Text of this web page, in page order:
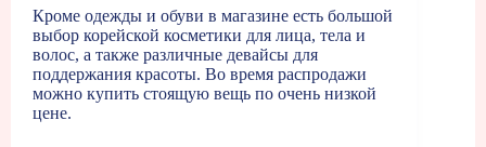
Кроме одежды и обуви в магазине есть большой
выбор корейской косметики для лица, тела и
волос, а также различные девайсы для
поддержания красоты. Во время распродажи
можно купить стоящую вещь по очень низкой
цене.